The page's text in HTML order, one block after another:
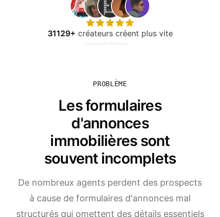
31129+ créateurs créent plus vite
PROBLÈME
Les formulaires
d'annonces
immobilières sont
souvent incomplets
De nombreux agents perdent des prospects
à cause de formulaires d'annonces mal
structurés qui omettent des détails essentiels